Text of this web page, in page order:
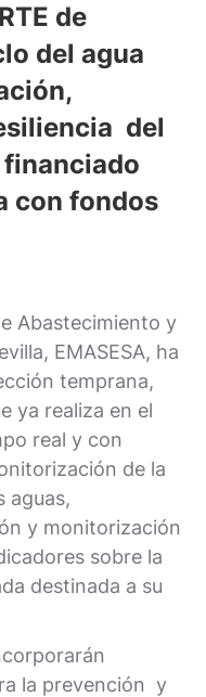
de
del agua
del
financiado
con fondos
Abastecimiento y
EMASESA, ha
temprana,
ya realiza en el
real y con
de la
aguas,
y monitorización
sobre la
destinada a su
la prevención y